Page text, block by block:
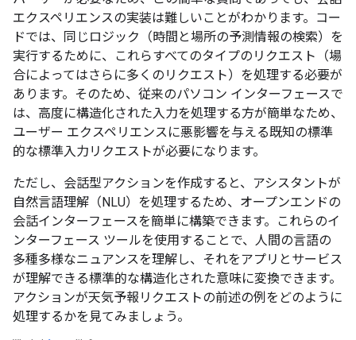
エクスペリエンスの実装は難しいことがわかります。コー
ドでは、同じロジック（時間と場所の予測情報の検索）を
実行するために、これらすべてのタイプのリクエスト（場
合によってはさらに多くのリクエスト）を処理する必要が
あります。そのため、従来のパソコン インターフェースで
は、高度に構造化された入力を処理する方が簡単なため、
ユーザー エクスペリエンスに悪影響を与える既知の標準
的な標準入力リクエストが必要になります。
ただし、会話型アクションを作成すると、アシスタントが
自然言語理解（NLU）を処理するため、オープンエンドの
会話インターフェースを簡単に構築できます。これらのイ
ンターフェース ツールを使用することで、人間の言語の
多種多様なニュアンスを理解し、それをアプリとサービス
が理解できる標準的な構造化された意味に変換できます。
アクションが天気予報リクエストの前述の例をどのように
処理するかを見てみましょう。